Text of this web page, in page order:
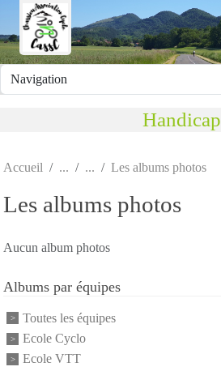
Handicap
Accueil Les albums photos
Les albums photos
Aucun album photos
Albums par équipes
Toutes les équipes
Ecole Cyclo
Ecole VTT
Panneau de gestion des cookies